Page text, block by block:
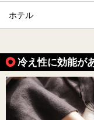
ホテル
冷え性に効能が